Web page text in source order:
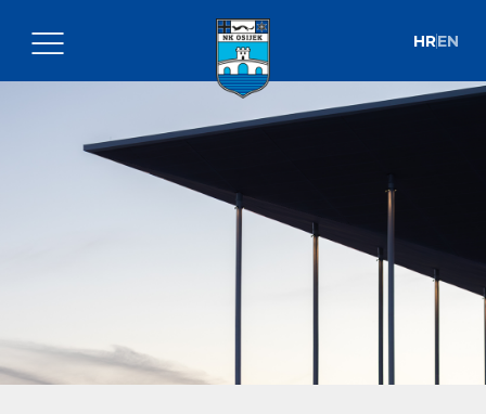
HREN